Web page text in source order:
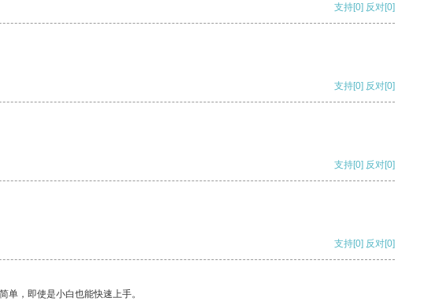
支持[0] 反对[0]
支持[0] 反对[0]
支持[0] 反对[0]
支持[0] 反对[0]
，即使是小白也能快速上手。